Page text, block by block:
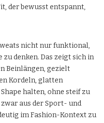
der bewusst entspannt,
nicht nur funktional,
denken. Das zeigt sich in
Beinlängen, gezielt
Kordeln, glatten
halten, ohne steif zu
aus der Sport- und
im Fashion-Kontext zu